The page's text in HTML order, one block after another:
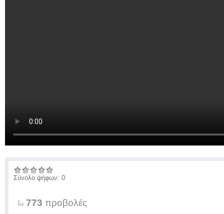
Σύνολο ψήφων: 0
773 προβολές